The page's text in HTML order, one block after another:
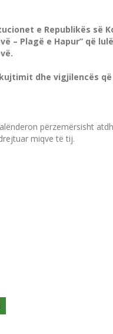
e Republikës së
– Plagë e Hapur” që
dhe vigjilencës
përzemërsisht
miqve të tij.